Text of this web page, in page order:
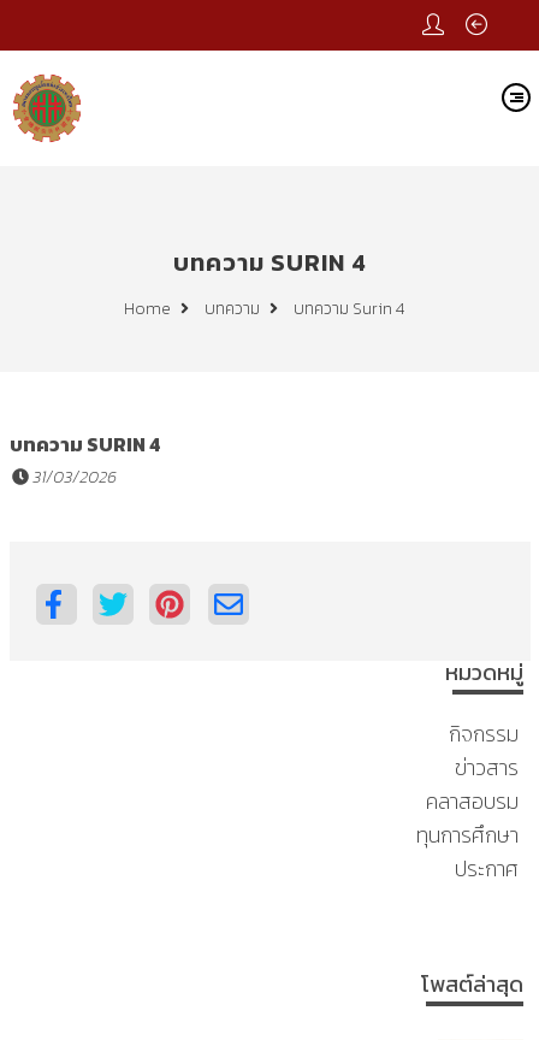
บทความ SURIN 4
Home บทความ บทความ Surin 4
บทความ SURIN 4
31/03/2026
หมวดหมู่
กิจกรรม
ข่าวสาร
คลาสอบรม
ทุนการศึกษา
ประกาศ
โพสต์ล่าสุด